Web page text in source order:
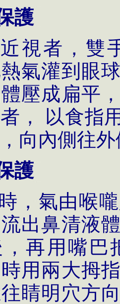
護
視者，雙
氣灌到眼
壓成扁平
， 以食指
向內側往
護
，氣由喉
出鼻清液
再用嘴巴
用兩大拇
睛明穴方